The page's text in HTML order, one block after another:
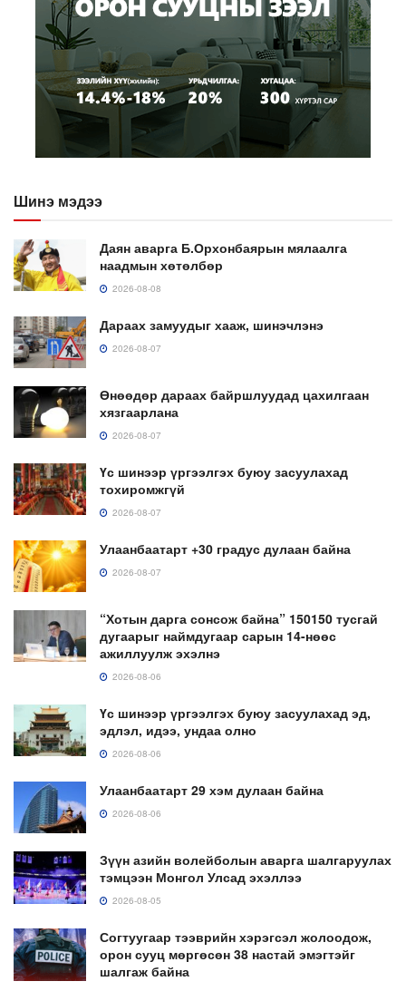
Шинэ мэдээ
Даян аварга Б.Орхонбаярын мялаалга
наадмын хөтөлбөр
2026-08-08
Дараах замуудыг хааж, шинэчлэнэ
2026-08-07
Өнөөдөр дараах байршлуудад цахилгаан
хязгаарлана
2026-08-07
Үс шинээр үргээлгэх буюу засуулахад
тохиромжгүй
2026-08-07
Улаанбаатарт +30 градус дулаан байна
2026-08-07
“Хотын дарга сонсож байна” 150150 тусгай
дугаарыг наймдугаар сарын 14-нөөс
ажиллуулж эхэлнэ
2026-08-06
Үс шинээр үргээлгэх буюу засуулахад эд,
эдлэл, идээ, ундаа олно
2026-08-06
Улаанбаатарт 29 хэм дулаан байна
2026-08-06
Зүүн азийн волейболын аварга шалгаруулах
тэмцээн Монгол Улсад эхэллээ
2026-08-05
Согтуугаар тээврийн хэрэгсэл жолоодож,
орон сууц мөргөсөн 38 настай эмэгтэйг
шалгаж байна